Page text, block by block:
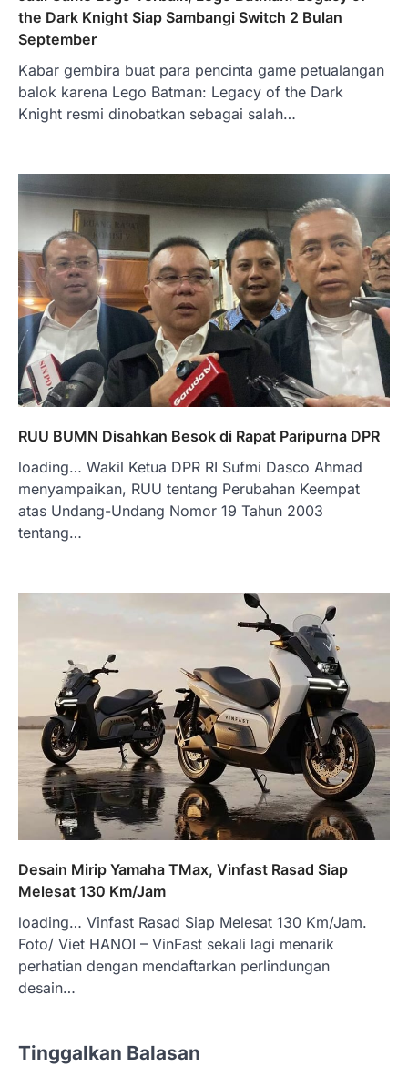
the Dark Knight Siap Sambangi Switch 2 Bulan
September
Kabar gembira buat para pencinta game petualangan
balok karena Lego Batman: Legacy of the Dark
Knight resmi dinobatkan sebagai salah…
RUU BUMN Disahkan Besok di Rapat Paripurna DPR
loading… Wakil Ketua DPR RI Sufmi Dasco Ahmad
menyampaikan, RUU tentang Perubahan Keempat
atas Undang-Undang Nomor 19 Tahun 2003
tentang…
Desain Mirip Yamaha TMax, Vinfast Rasad Siap
Melesat 130 Km/Jam
loading… Vinfast Rasad Siap Melesat 130 Km/Jam.
Foto/ Viet HANOI – VinFast sekali lagi menarik
perhatian dengan mendaftarkan perlindungan
desain…
Tinggalkan Balasan